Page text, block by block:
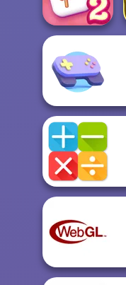
Letters Match
Solitaire
Mahjong Candy 2